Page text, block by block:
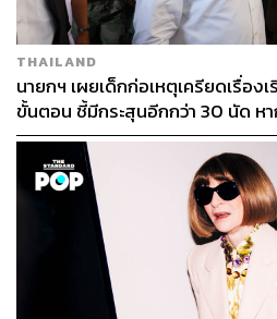
THAILAND
นายกฯ เผยเด็กก่อเหตุเครียดเรื่อง
ขั้นตอน ชี้มีกระสุนอีกกว่า 30 นัด ห
สูญเสียเพิ่ม